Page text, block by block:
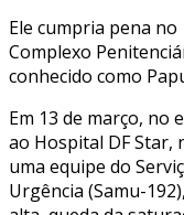
Ele cumpria pena
Complexo
conhecido como
Em 13 de março,
ao Hospital DF Star,
uma equipe do
Urgência (Samu-